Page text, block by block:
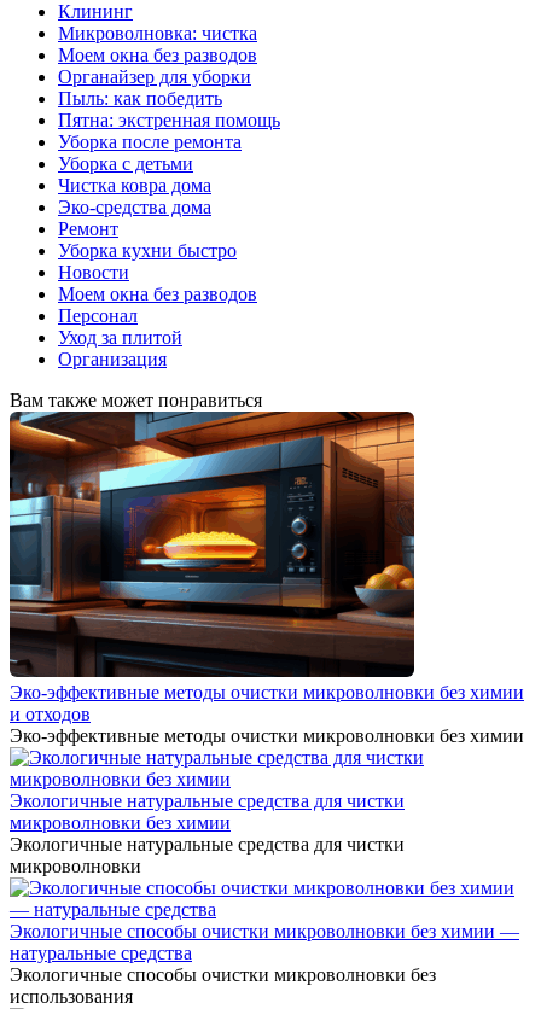
Клининг
Микроволновка: чистка
Моем окна без разводов
Органайзер для уборки
Пыль: как победить
Пятна: экстренная помощь
Уборка после ремонта
Уборка с детьми
Чистка ковра дома
Эко-средства дома
Ремонт
Уборка кухни быстро
Новости
Моем окна без разводов
Персонал
Уход за плитой
Организация
Вам также может понравиться
Эко-эффективные методы очистки микроволновки без химии
и отходов
Эко-эффективные методы очистки микроволновки без химии
Экологичные натуральные средства для чистки
микроволновки без химии
Экологичные натуральные средства для чистки
микроволновки
Экологичные способы очистки микроволновки без химии —
натуральные средства
Экологичные способы очистки микроволновки без
использования